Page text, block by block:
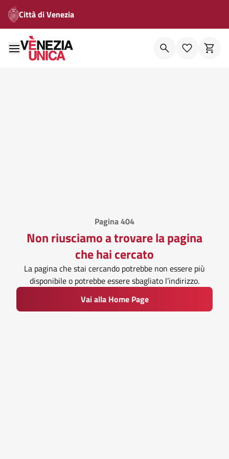
Città di Venezia
Pagina 404
Non riusciamo a trovare la pagina
che hai cercato
La pagina che stai cercando potrebbe non essere più
disponibile o potrebbe essere sbagliato l’indirizzo.
Vai alla Home Page